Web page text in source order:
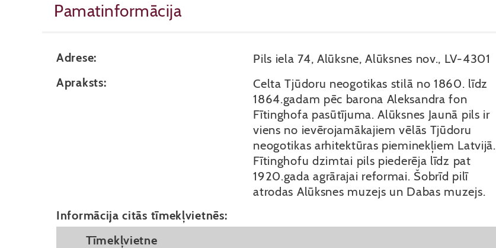
Pamatinformācija
Adrese: Pils iela 74, Alūksne, Alūksnes nov., LV-4301
Apraksts:
Celta Tjūdoru neogotikas stilā no 1860. līdz
1864.gadam pēc barona Aleksandra fon
Fītinghofa pasūtījuma. Alūksnes Jaunā pils ir
viens no ievērojamākajiem vēlās Tjūdoru
neogotikas arhitektūras pieminekļiem Latvijā.
Fītinghofu dzimtai pils piederēja līdz pat
1920.gada agrārajai reformai. Šobrīd pilī
atrodas Alūksnes muzejs un Dabas muzejs.
Informācija citās tīmekļvietnēs:
Tīmekļvietne